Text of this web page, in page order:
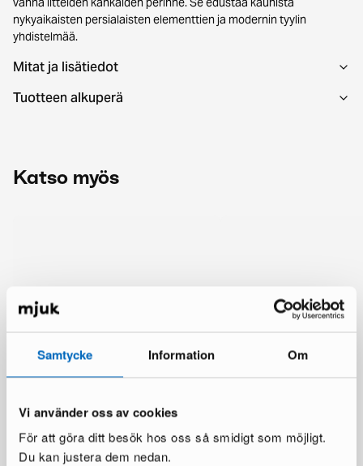
Samtycke Information Om
Vi använder oss av cookies
För att göra ditt besök hos oss så smidigt som möjligt.
Du kan justera dem nedan.
nykyaikaisten persialaisten elementtien ja modernin tyylin
yhdistelmää.
Mitat ja lisätiedot
Tuotteen alkuperä
Katso myös